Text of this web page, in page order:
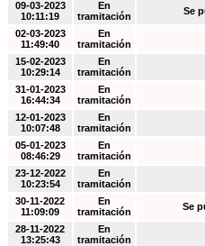
09-03-2023
10:11:19
En
tramitación
Se
02-03-2023
11:49:40
En
tramitación
15-02-2023
10:29:14
En
tramitación
31-01-2023
16:44:34
En
tramitación
12-01-2023
10:07:48
En
tramitación
05-01-2023
08:46:29
En
tramitación
23-12-2022
10:23:54
En
tramitación
30-11-2022
11:09:09
En
tramitación
Se
28-11-2022
13:25:43
En
tramitación